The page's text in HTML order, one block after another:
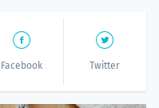
Facebook Twitter